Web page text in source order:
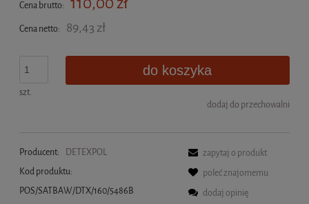
Cena brutto:
Cena netto: 89,43 zł
szt.
do koszyka
dodaj do przechowalni
Producent:
DETEXPOL
Kod produktu:
POS/SATBAW/DTX/160/5486B
zapytaj o produkt
poleć znajomemu
dodaj opinię